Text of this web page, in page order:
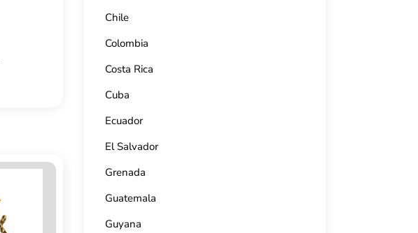
Chile
Colombia
Costa Rica
Cuba
Ecuador
El Salvador
Grenada
Guatemala
Guyana